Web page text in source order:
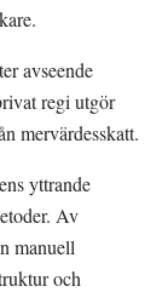
avseende
regi utgör
mervärdesskatt.
yttrande
Av
manuell
och